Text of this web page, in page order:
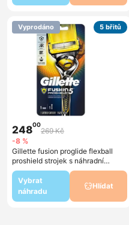
Vyprodáno 5 břitů
24800
269 Kč
-8 %
Gillette fusion proglide flexball
proshield strojek s náhradní
hlavice 1ks
Vybrat
náhradu
Hlídat